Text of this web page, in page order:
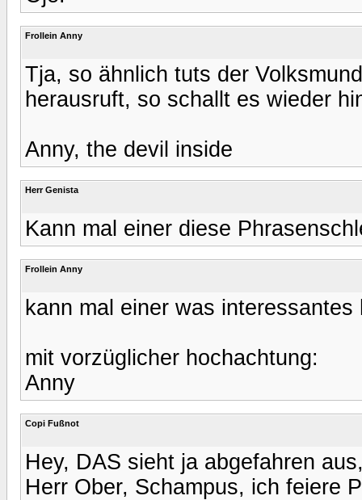
Frollein Anny
Tja, so ähnlich tuts der
herausruft, so schallt es wieder
Anny, the devil inside
Herr Genista
Kann mal einer diese
Frollein Anny
kann mal einer was interessantes
mit vorzüglicher hochachtung:
Anny
Copi Fußnot
Hey, DAS sieht ja abgefahren
Herr Ober, Schampus, ich feiere